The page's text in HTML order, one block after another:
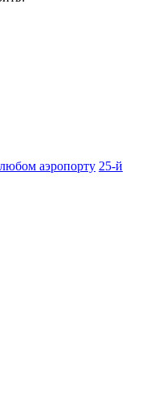
аэропорту 25-й